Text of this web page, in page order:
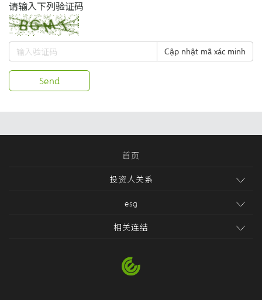
请输入下列验证码
Cập nhật mã xác minh
Send
首页
投资人关系
esg
相关连结